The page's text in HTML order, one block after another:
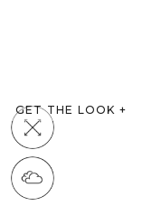
GET THE LOOK +